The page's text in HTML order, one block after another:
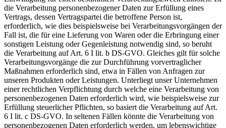
die Verarbeitung personenbezogener Daten zur Erfüllung eines
Vertrags, dessen Vertragspartei die betroffene Person ist,
erforderlich, wie dies beispielsweise bei Verarbeitungsvorgängen der
Fall ist, die für eine Lieferung von Waren oder die Erbringung einer
sonstigen Leistung oder Gegenleistung notwendig sind, so beruht
die Verarbeitung auf Art. 6 I lit. b DS-GVO. Gleiches gilt für solche
Verarbeitungsvorgänge die zur Durchführung vorvertraglicher
Maßnahmen erforderlich sind, etwa in Fällen von Anfragen zur
unseren Produkten oder Leistungen. Unterliegt unser Unternehmen
einer rechtlichen Verpflichtung durch welche eine Verarbeitung von
personenbezogenen Daten erforderlich wird, wie beispielsweise zur
Erfüllung steuerlicher Pflichten, so basiert die Verarbeitung auf Art.
6 I lit. c DS-GVO. In seltenen Fällen könnte die Verarbeitung von
personenbezogenen Daten erforderlich werden, um lebenswichtige